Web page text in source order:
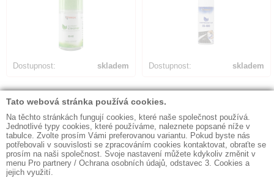
Dostupnost: skladem Dostupnost: skladem
Počet nalezených položek:30